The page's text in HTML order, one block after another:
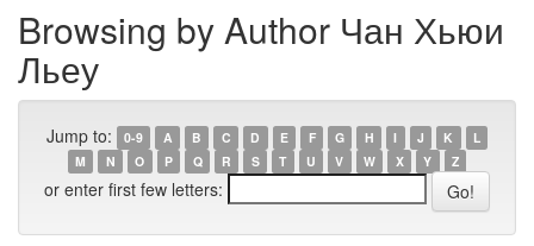
Browsing by Author Чан Хьюи
Льеу
Jump to: 0-9 A B C D E F G H I J K
L
M
N O P Q R S T U V W X Y Z
or enter first few letters: